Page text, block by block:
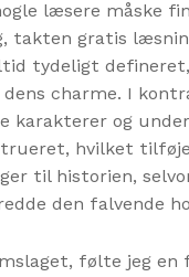
læsere måske
takten gratis
tydeligt
charme. I
karakterer og
hvilket
til historien,
den falvende
følte jeg en